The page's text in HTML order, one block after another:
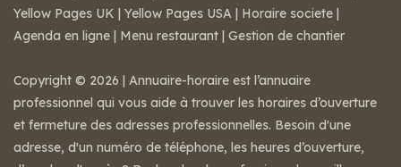
Yellow Pages UK | Yellow Pages USA | Horaire societe |
Agenda en ligne | Menu restaurant | Gestion de chantier
Copyright © 2026 | Annuaire-horaire est l’annuaire
professionnel qui vous aide à trouver les horaires d’ouverture
et fermeture des adresses professionnelles. Besoin d'une
adresse, d'un numéro de téléphone, les heures d’ouverture,